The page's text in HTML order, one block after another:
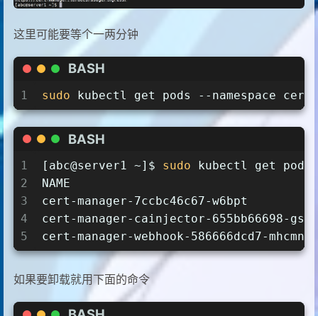
这里可能要等个一两分钟
BASH
1 sudo kubectl get pods --namespace cert-
BASH
1
2
3
4
5
[abc@server1 ~]$ sudo kubectl get pods
NAME
cert-manager-7ccbc46c67-w6bpt
cert-manager-cainjector-
cert-manager-webhook-586666dcd7-
如果要卸载就用下面的命令